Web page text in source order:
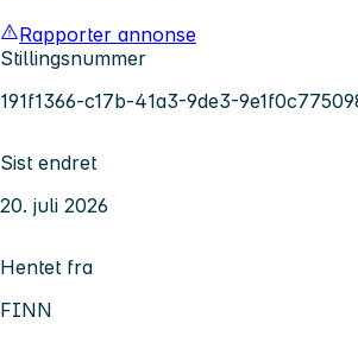
Rapporter annonse
Stillingsnummer
191f1366-c17b-41a3-9de3-
Sist endret
20. juli 2026
Hentet fra
FINN